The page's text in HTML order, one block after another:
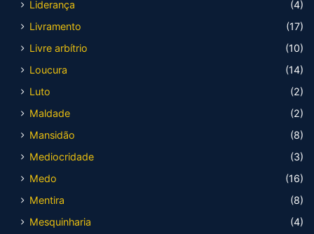
Liderança
(4)
Livramento
(17)
Livre arbítrio
(10)
Loucura
(14)
Luto
(2)
Maldade
(2)
Mansidão
(8)
Mediocridade
(3)
Medo
(16)
Mentira
(8)
Mesquinharia
(4)